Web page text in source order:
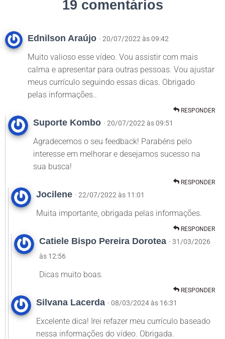
19 comentários
Ednilson Araújo · 20/07/2022 às 09:42
Muito valioso esse vídeo. Vou assistir com mais
calma e apresentar para outras pessoas. Vou ajustar
meus currículo seguindo essas dicas. Obrigado
pelas informações..
RESPONDER
Suporte Kombo · 20/07/2022 às 09:51
Agradecemos o seu feedback! Parabéns pelo
interesse em melhorar e desejamos sucesso na
sua busca!
RESPONDER
Jocilene · 22/07/2022 às 11:01
Muita importante, obrigada pelas informações.
RESPONDER
Catiele Bispo Pereira Dorotea · 31/03/2026
às 12:56
Dicas muito boas.
RESPONDER
Silvana Lacerda · 08/03/2024 às 16:31
Excelente dica! Irei refazer meu currículo baseado
nessa informações do vídeo. Obrigada.